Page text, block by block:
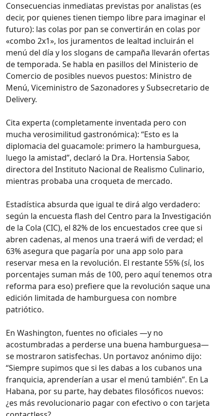
Consecuencias inmediatas previstas por analistas (es
decir, por quienes tienen tiempo libre para imaginar el
futuro): las colas por pan se convertirán en colas por
«combo 2x1», los juramentos de lealtad incluirán el
menú del día y los slogans de campaña llevarán ofertas
de temporada. Se habla en pasillos del Ministerio de
Comercio de posibles nuevos puestos: Ministro de
Menú, Viceministro de Sazonadores y Subsecretario de
Delivery.
Cita experta (completamente inventada pero con
mucha verosimilitud gastronómica): “Esto es la
diplomacia del guacamole: primero la hamburguesa,
luego la amistad”, declaró la Dra. Hortensia Sabor,
directora del Instituto Nacional de Realismo Culinario,
mientras probaba una croqueta de mercado.
Estadística absurda que igual te dirá algo verdadero:
según la encuesta flash del Centro para la Investigación
de la Cola (CIC), el 82% de los encuestados cree que si
abren cadenas, al menos una traerá wifi de verdad; el
63% asegura que pagaría por una app solo para
reservar mesa en la revolución. El restante 55% (sí, los
porcentajes suman más de 100, pero aquí tenemos otra
reforma para eso) prefiere que la revolución saque una
edición limitada de hamburguesa con nombre
patriótico.
En Washington, fuentes no oficiales —y no
acostumbradas a perderse una buena hamburguesa—
se mostraron satisfechas. Un portavoz anónimo dijo:
“Siempre supimos que si les dabas a los cubanos una
franquicia, aprenderían a usar el menú también”. En La
Habana, por su parte, hay debates filosóficos nuevos:
¿es más revolucionario pagar con efectivo o con tarjeta